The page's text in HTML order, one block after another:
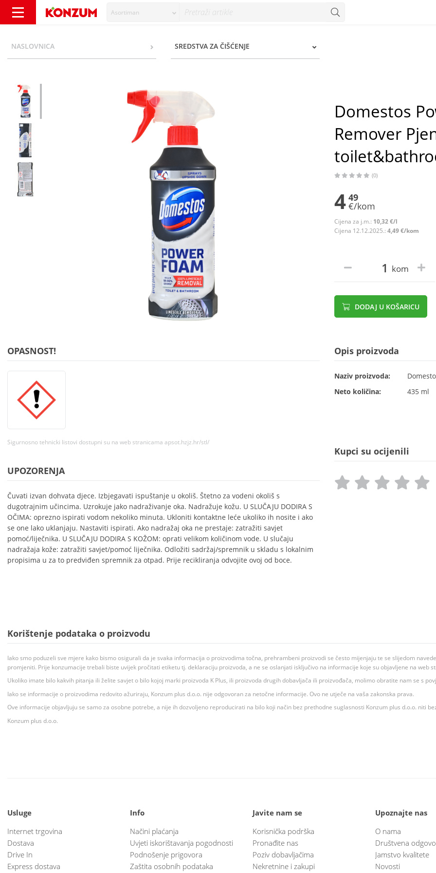
Asortiman
NASLOVNICA SREDSTVA ZA ČIŠĆENJE
Domestos
Remover
(0)
4 49
€/kom
Cijena za j.m.: 10,32 €/l
Cijena 12.12.2025.: 4,49 €/kom
kom
DODAJ U KOŠARICU
OPASNOST!
Sigurnosno tehnicki listovi dostupni su na web stranicama apsot.hzjz.hr/stl/
UPOZORENJA
Čuvati izvan dohvata djece. Izbjegavati ispuštanje u okoliš. Štetno za vodeni okoliš s
dugotrajnim učincima. Uzrokuje jako nadraživanje oka. Nadražuje kožu. U SLUČAJU DODIRA S
OČIMA: oprezno ispirati vodom nekoliko minuta. Ukloniti kontaktne leće ukoliko ih nosite i ako
se one lako uklanjaju. Nastaviti ispirati. Ako nadražaj oka ne prestaje: zatražiti savjet
pomoć/liječnika. U SLUČAJU DODIRA S KOŽOM: oprati velikom količinom vode. U slučaju
nadražaja kože: zatražiti savjet/pomoć liječnika. Odložiti sadržaj/spremnik u skladu s lokalnim
propisima u za to predviđen spremnik za otpad. Prije recikliranja odvojite ovoj od boce.
Opis proizvoda
Naziv proizvoda:
Neto količina:
435 ml
Kupci su ocijenili
Korištenje podataka o proizvodu
Iako smo poduzeli sve mjere kako bismo osigurali da je svaka informacija o proizvodima točna, prehrambeni proizvodi se često mijenjaju te se slijedom
promjeniti. Prije konzumacije trebali biste uvijek pročitati etiketu tj. deklaraciju proizvoda, a ne se oslanjati isključivo na informacije koje su objavljene na web
Ukoliko imate bilo kakvih pitanja ili želite savjet o bilo kojoj marki proizvoda K Plus, ili proizvoda drugih dobavljača ili proizvođača, molimo obratite nam se s
Iako se informacije o proizvodima redovito ažuriraju, Konzum plus d.o.o. nije odgovoran za netočne informacije. Ovo ne utječe na vaša zakonska prava.
Ove informacije objavljuju se samo za osobne potrebe, a nije ih dozvoljeno reproducirati na bilo koji način bez prethodne suglasnosti Konzum plus d.o.o. niti
Konzum plus d.o.o.
Usluge
Internet trgovina
Dostava
Drive In
Express dostava
Info
Načini plaćanja
Uvjeti iskorištavanja pogodnosti
Podnošenje prigovora
Zaštita osobnih podataka
Javite nam se
Korisnička podrška
Pronađite nas
Poziv dobavljačima
Nekretnine i zakupi
Upoznajte nas
O nama
Društvena
Jamstvo kvalitete
Novosti